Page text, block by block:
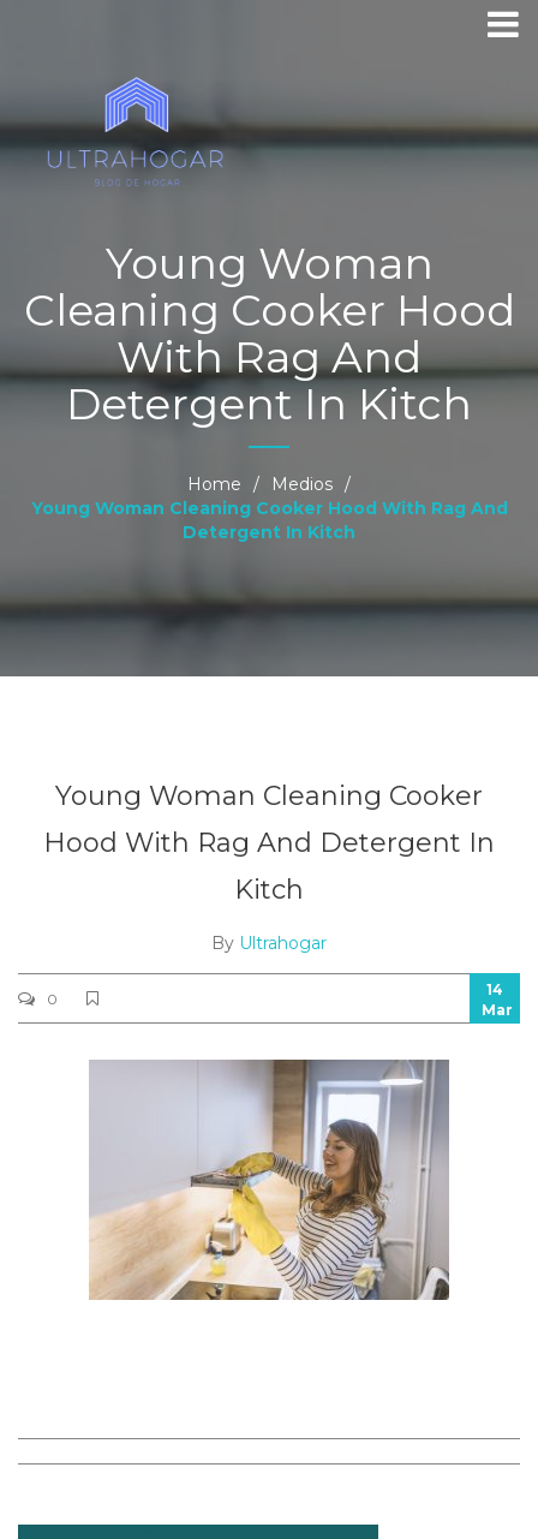
Young Woman
Cleaning Cooker Hood
With Rag And
Detergent In Kitch
Home / Medios /
Young Woman Cleaning Cooker Hood With Rag And
Detergent In Kitch
Young Woman Cleaning Cooker
Hood With Rag And Detergent In
Kitch
By Ultrahogar
0
14
Mar